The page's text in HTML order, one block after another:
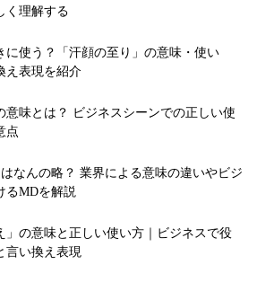
く理解する
に使う？「汗顔の至り」の意味・使い
え表現を紹介
意味とは？ ビジネスシーンでの正しい使
点
はなんの略？ 業界による意味の違いやビジ
るMDを解説
」の意味と正しい使い方｜ビジネスで役
言い換え表現